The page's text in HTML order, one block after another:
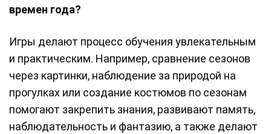
времен года?
Игры делают процесс обучения увлекательным
и практическим. Например, сравнение сезонов
через картинки, наблюдение за природой на
прогулках или создание костюмов по сезонам
помогают закрепить знания, развивают память,
наблюдательность и фантазию, а также делают